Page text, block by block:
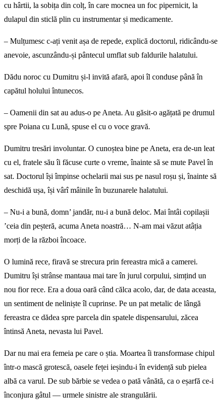
cu hârtii, la sobița din colț, în care mocnea un foc pipernicit, la
dulapul din sticlă plin cu instrumentar și medicamente.
– Mulțumesc c-ați venit așa de repede, explică doctorul, ridicându-se
anevoie, ascunzându-și pântecul umflat sub faldurile halatului.
Dădu noroc cu Dumitru și-l invită afară, apoi îl conduse până în
capătul holului întunecos.
– Oamenii din sat au adus-o pe Aneta. Au găsit-o agățată pe drumul
spre Poiana cu Lună, spuse el cu o voce gravă.
Dumitru tresări involuntar. O cunoștea bine pe Aneta, era de-un leat
cu el, fratele său îi făcuse curte o vreme, înainte să se mute Pavel în
sat. Doctorul își împinse ochelarii mai sus pe nasul roșu și, înainte să
deschidă ușa, își vârî mâinile în buzunarele halatului.
– Nu-i a bună, domn’ jandăr, nu-i a bună deloc. Mai întâi copilașii
’ceia din peșteră, acuma Aneta noastră… N-am mai văzut atâția
morți de la război încoace.
O lumină rece, firavă se strecura prin fereastra mică a camerei.
Dumitru își strânse mantaua mai tare în jurul corpului, simțind un
nou fior rece. Era a doua oară când călca acolo, dar, de data aceasta,
un sentiment de neliniște îl cuprinse. Pe un pat metalic de lângă
fereastra ce dădea spre parcela din spatele dispensarului, zăcea
întinsă Aneta, nevasta lui Pavel.
Dar nu mai era femeia pe care o știa. Moartea îi transformase chipul
într-o mască grotescă, oasele feței ieșindu-i în evidență sub pielea
albă ca varul. De sub bărbie se vedea o pată vânătă, ca o eșarfă ce-i
înconjura gâtul — urmele sinistre ale strangulării.